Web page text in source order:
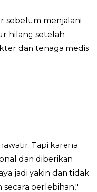
sebelum menjalani
hilang setelah
dan tenaga medis
Tapi karena
dan diberikan
jadi yakin dan tidak
berlebihan,"